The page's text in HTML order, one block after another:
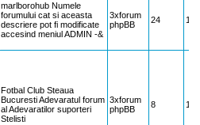
marlborohub Numele
forumului cat si aceasta
descriere pot fi modificate
accesind meniul ADMIN -&
3xforum
phpBB
24 17
Fotbal Club Steaua
Bucuresti Adevaratul forum
al Adevaratilor suporteri
Stelisti
3xforum
phpBB
8 17